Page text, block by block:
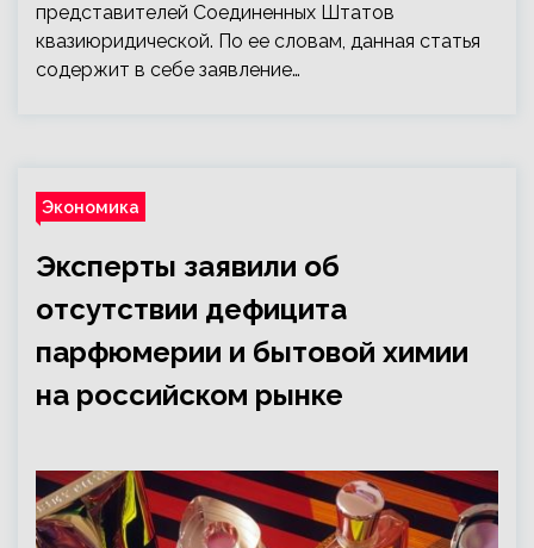
представителей Соединенных Штатов
квазиюридической. По ее словам, данная статья
содержит в себе заявление…
Экономика
Эксперты заявили об
отсутствии дефицита
парфюмерии и бытовой химии
на российском рынке